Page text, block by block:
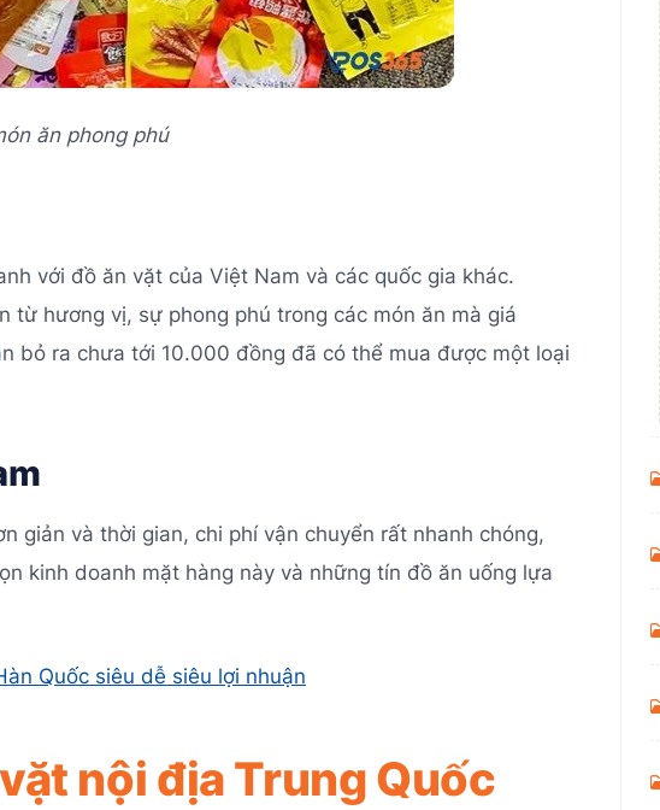
ăn phong phú
với đồ ăn vặt của Việt Nam và các quốc gia khác.
từ hương vị, sự phong phú trong các món ăn mà giá
bỏ ra chưa tới 10.000 đồng đã có thể mua được một loại
giản và thời gian, chi phí vận chuyển rất nhanh chóng,
kinh doanh mặt hàng này và những tín đồ ăn uống lựa
Quốc siêu dễ siêu lợi nhuận
nội địa Trung Quốc